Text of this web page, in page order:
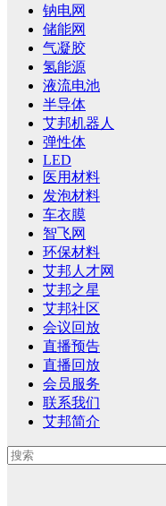
钠电网
储能网
气凝胶
氢能源
液流电池
半导体
艾邦机器人
弹性体
LED
医用材料
发泡材料
车衣膜
智飞网
环保材料
艾邦人才网
艾邦之星
艾邦社区
会议回放
直播预告
直播回放
会员服务
联系我们
艾邦简介